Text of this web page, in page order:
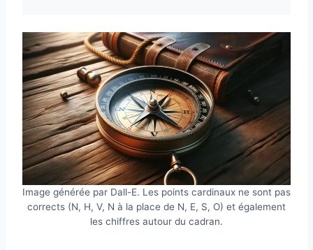
Image générée par Dall-E. Les points cardinaux ne sont pas
corrects (N, H, V, N à la place de N, E, S, O) et également
les chiffres autour du cadran.